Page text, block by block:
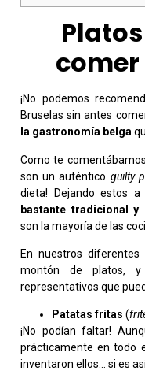
comer
¡No podemos
Bruselas sin antes
la gastronomía belga
Como te
son un auténtico guilty
dieta! Dejando estos
bastante tradicional y
son la mayoría de las
En nuestros
montón de platos,
representativos que
Patatas fritas (
¡No podían faltar!
prácticamente en todo
inventaron ellos… si es